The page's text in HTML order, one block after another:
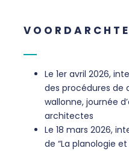
Le 1er avril 2026,
des procédures de
wallonne, journée
architectes
Le 18 mars 2026,
de “La planologie